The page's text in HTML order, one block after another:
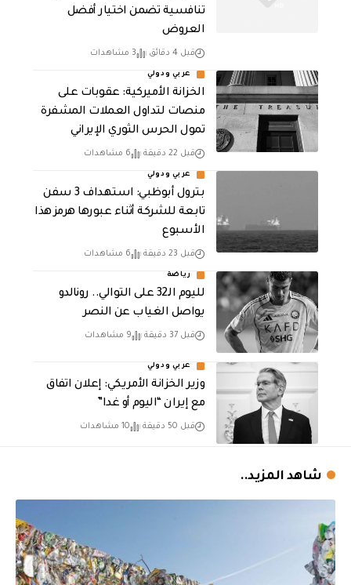
تنافسية تضمن اختيار أفضل
العروض
قبل 4 دقائق 3 مشاهدات
عربي ودولي
الخزانة الأميركية: عقوبات على
منصات لتداول العملات المشفرة
تمول الحرس الثوري الإيراني
قبل 22 دقيقة 6 مشاهدات
عربي ودولي
بترول أبوظبي: استهداف 3 سفن
تابعة للشركة أثناء عبورها هرمز هذا
الأسبوع
قبل 23 دقيقة 6 مشاهدات
رياضة
لليوم الـ32 على التوالي.. رونالدو
يواصل الغياب عن النصر
قبل 37 دقيقة 9 مشاهدات
عربي ودولي
وزير الخزانة الأمريكي: إعلان اتفاق
مع إيران “اليوم أو غدا”
قبل 50 دقيقة 10 مشاهدات
شاهد المزيد..